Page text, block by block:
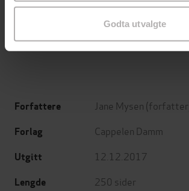
Godta utvalgte
Forbudt lidenskap
Kitty Summers
EBOK
Forfattere Jane Mysen
Forlag Cappelen Damm
Utgitt 12.12.2017
Lengde 250 sider